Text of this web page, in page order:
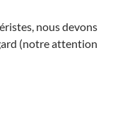
nous devons
(notre attention